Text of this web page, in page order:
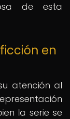
de esta
en
atención al
la serie se